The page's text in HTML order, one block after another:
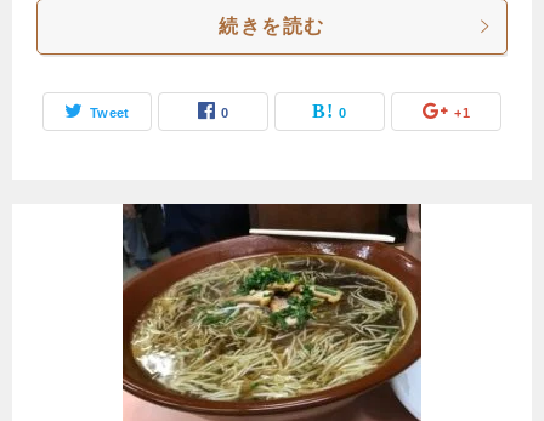
続きを読む
Tweet 0 0 +1